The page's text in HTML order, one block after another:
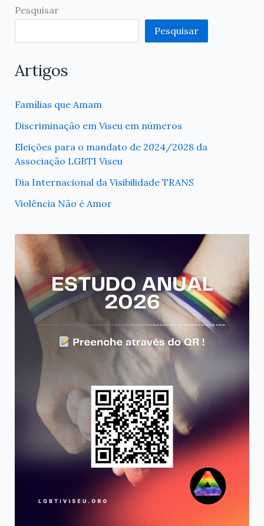
Pesquisar
Pesquisar
Artigos
Famílias que Amam
Discriminação em Viseu em números
Eleições para o mandato de 2024/2028 da
Associação LGBTI Viseu
Dia Internacional da Visibilidade TRANS
Violência Não é Amor